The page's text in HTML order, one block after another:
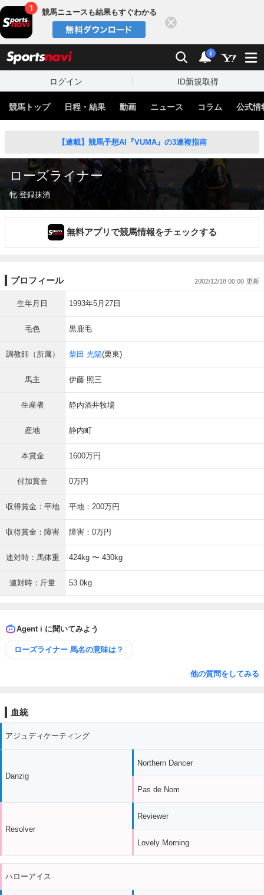
競馬ニュースも結果もすぐわかる
検索 通知
i
ログイン ID新規取得
競馬トップ 日程・結果 動画 ニュース コラム 公式情
【連載】競馬予想AI『VUMA』の3連複指南
ローズライナー
牝 登録抹消
無料アプリで競馬情報をチェックする
プロフィール 2002/12/18 00:00
生年月日 1993年5月27日
毛色 黒鹿毛
調教師（所属） 柴田 光陽(栗東)
馬主 伊藤 照三
生産者 静内酒井牧場
産地 静内町
本賞金 1600万円
付加賞金 0万円
収得賞金：平地 平地：200万円
収得賞金：障害 障害：0万円
連対時：馬体重 424kg 〜 430kg
連対時：斤量 53.0kg
Agent i に聞いてみよう
ローズライナー 馬名の意味は？
他の質問をしてみる
血統
アジュディケーティング
Danzig
Resolver
Northern Dancer
Pas de Nom
Reviewer
Lovely Morning
ハローアイス